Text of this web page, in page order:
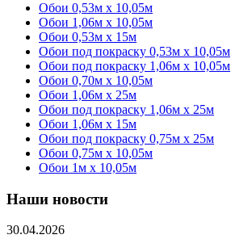
Обои 0,53м x 10,05м
Обои 1,06м х 10,05м
Обои 0,53м x 15м
Обои под покраску 0,53м x 10,05м
Обои под покраску 1,06м х 10,05м
Обои 0,70м x 10,05м
Обои 1,06м x 25м
Обои под покраску 1,06м x 25м
Обои 1,06м x 15м
Обои под покраску 0,75м x 25м
Обои 0,75м x 10,05м
Обои 1м х 10,05м
Наши новости
30.04.2026